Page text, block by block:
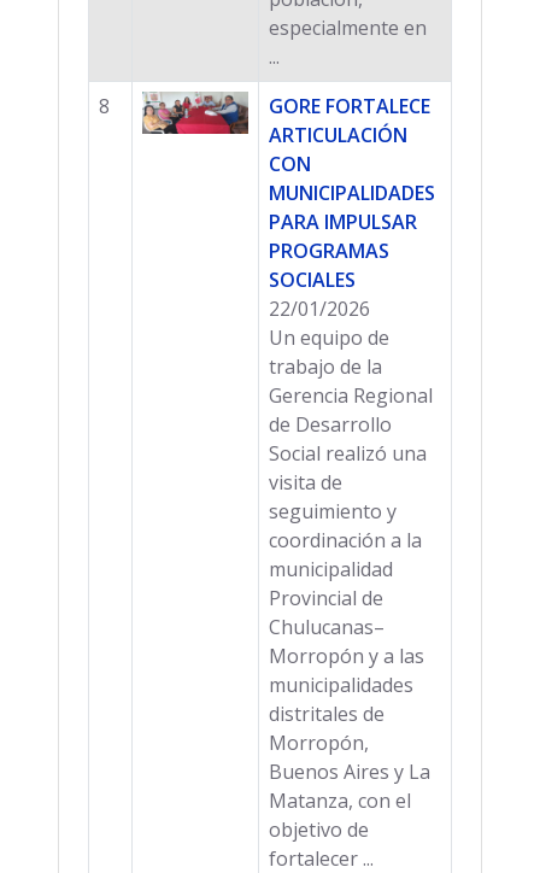
especialmente en
...
8
GORE FORTALECE
ARTICULACIÓN
CON
MUNICIPALIDADES
PARA IMPULSAR
PROGRAMAS
SOCIALES
22/01/2026
Un equipo de
trabajo de la
Gerencia Regional
de Desarrollo
Social realizó una
visita de
seguimiento y
coordinación a la
municipalidad
Provincial de
Chulucanas–
Morropón y a las
municipalidades
distritales de
Morropón,
Buenos Aires y La
Matanza, con el
objetivo de
fortalecer ...